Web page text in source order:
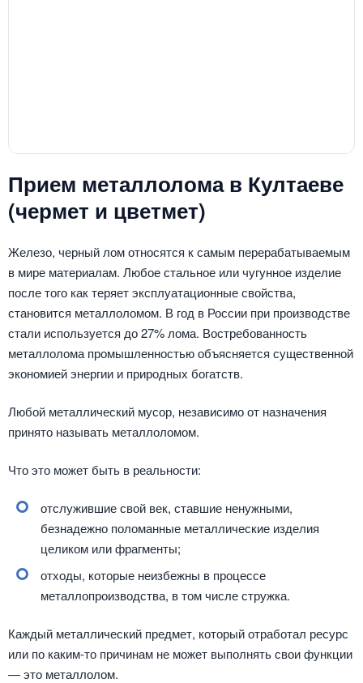
Прием металлолома в Култаеве
(чермет и цветмет)
Железо, черный лом относятся к самым перерабатываемым
в мире материалам. Любое стальное или чугунное изделие
после того как теряет эксплуатационные свойства,
становится металлоломом. В год в России при производстве
стали используется до 27% лома. Востребованность
металлолома промышленностью объясняется существенной
экономией энергии и природных богатств.
Любой металлический мусор, независимо от назначения
принято называть металлоломом.
Что это может быть в реальности:
отслужившие свой век, ставшие ненужными,
безнадежно поломанные металлические изделия
целиком или фрагменты;
отходы, которые неизбежны в процессе
металлопроизводства, в том числе стружка.
Каждый металлический предмет, который отработал ресурс
или по каким-то причинам не может выполнять свои функции
— это металлолом.